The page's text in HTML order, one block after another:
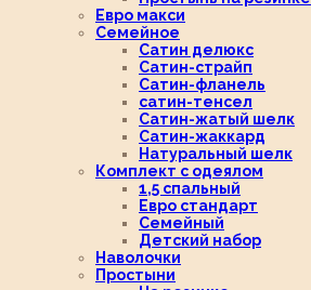
Евро макси
Семейное
Сатин делюкс
Сатин-страйп
Сатин-фланель
сатин-тенсел
Сатин-жатый шелк
Сатин-жаккард
Натуральный шелк
Комплект с одеялом
1,5 спальный
Евро стандарт
Семейный
Детский набор
Наволочки
Простыни